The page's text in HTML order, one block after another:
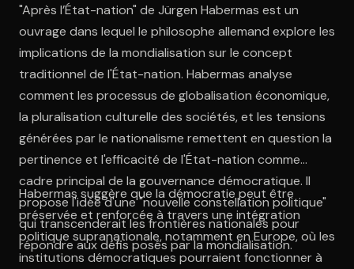
"Après l’État-nation" de Jürgen Habermas est un
ouvrage dans lequel le philosophe allemand explore les
implications de la mondialisation sur le concept
traditionnel de l'État-nation. Habermas analyse
comment les processus de globalisation économique,
la pluralisation culturelle des sociétés, et les tensions
générées par le nationalisme remettent en question la
pertinence et l'efficacité de l'État-nation comme
cadre principal de la gouvernance démocratique. Il
propose l'idée d'une "nouvelle constellation politique"
qui transcenderait les frontières nationales pour
répondre aux défis posés par la mondialisation.
Habermas suggère que la démocratie peut être
préservée et renforcée à travers une intégration
politique supranationale, notamment en Europe, où les
institutions démocratiques pourraient fonctionner à